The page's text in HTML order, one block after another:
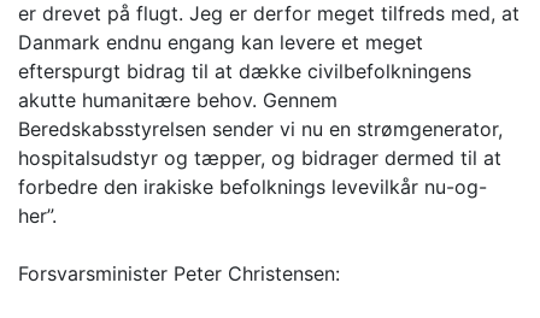
er drevet på flugt. Jeg er derfor meget tilfreds med, at
Danmark endnu engang kan levere et meget
efterspurgt bidrag til at dække civilbefolkningens
akutte humanitære behov. Gennem
Beredskabsstyrelsen sender vi nu en strømgenerator,
hospitalsudstyr og tæpper, og bidrager dermed til at
forbedre den irakiske befolknings levevilkår nu-og-
her”.
Forsvarsminister Peter Christensen: